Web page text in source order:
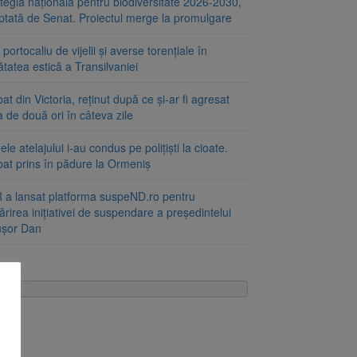
de Senat. Proiectul merge la promulgare
portocaliu de vijelii și averse torențiale în
estică a Transilvaniei
din Victoria, reținut după ce și-ar fi agresat
de două ori în câteva zile
atelajului i-au condus pe polițiști la cioate.
prins în pădure la Ormeniș
a lansat platforma suspeND.ro pentru
inițiativei de suspendare a președintelui
Dan